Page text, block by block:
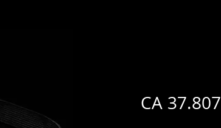
CA 37.807